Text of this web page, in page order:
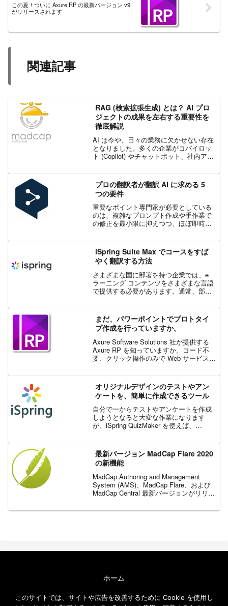
この夏！ついに Axure RP の最新バージョン v9
がリリースされます
関連記事
RAG (検索拡張生成) とは？ AI プロ
ジェクトの成果を左右する重要性を
徹底解説
AI は今や、日々の業務に欠かせない存在
となりました。多くの企業がコパイロッ
ト (Copilot) やチャットボット、社内アシ
ています。これらのツールは生産性を劇
的に向...
プロの翻訳者が翻訳 AI に求める 5
つの要件
重要なポイント専門家が必要としている
のは、複雑なプロンプト作成や手作業で
の修正を最小限に抑えつつ、ほぼ即時に
聞こえることが、原文の意味を変える代
償になってはなりま...
iSpring Suite Max でコースをすば
やく翻訳する方法
さまざまな国に部署を持つ企業では、e
ラーニング コンテンツをさまざまな言語
で提供する必要があります。通常、部門
ます。しかし、iSpring Suite Max を使
っ...
まだ、パワーポイントでプロトタイ
プ作成を行っていますか。
Axure Software Solutions 社が提供する
Axure RP を知っていますか。コード不
要、クリック操作のみで Web サービスや
イプ/ワイ...
オリジナルデザインのテストやアン
ケートを、簡単に作成できるツール
自分で一からテストやアンケートを作成
しようとなると大変な作業になります
が、iSpring QuizMaker を使えば、
た、iSpring QuizMaker...
最新バージョン MadCap Flare 2020
の新機能
MadCap Authoring and Management
System (AMS)、MadCap Flare、および
MadCap Central 最新バージョンがリリー
グの拡張、新しいコード ス...
ホーム
免責事項
このサイトでは、サイトや広告を改善するために Cookie を使用し